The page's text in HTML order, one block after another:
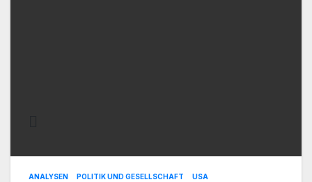
ANALYSEN POLITIK UND GESELLSCHAFT USA